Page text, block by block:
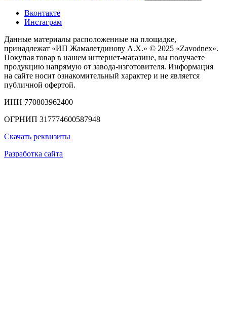
Вконтакте
Инстаграм
Данные материалы расположенные на площадке,
принадлежат «ИП Жамалетдинову А.Х.» © 2025 «Zavodnex».
Покупая товар в нашем интернет-магазине, вы получаете
продукцию напрямую от завода-изготовителя. Информация
на сайте носит ознакомительный характер и не является
публичной офертой.
ИНН 770803962400
ОГРНИП 317774600587948
Скачать реквизиты
Разработка сайта